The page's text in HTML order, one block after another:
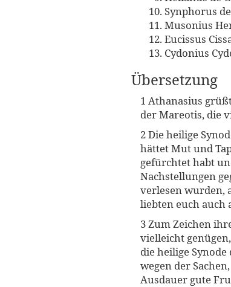
Synphorus
Musonius
Eucissus
Cydonius
Übersetzung
1 Athanasius
der Mareotis, die
2 Die heilige
hättet Mut und
gefürchtet habt
Nachstellungen
verlesen wurden,
liebten euch auch
3 Zum Zeichen
vielleicht
die heilige
wegen der
Ausdauer gute